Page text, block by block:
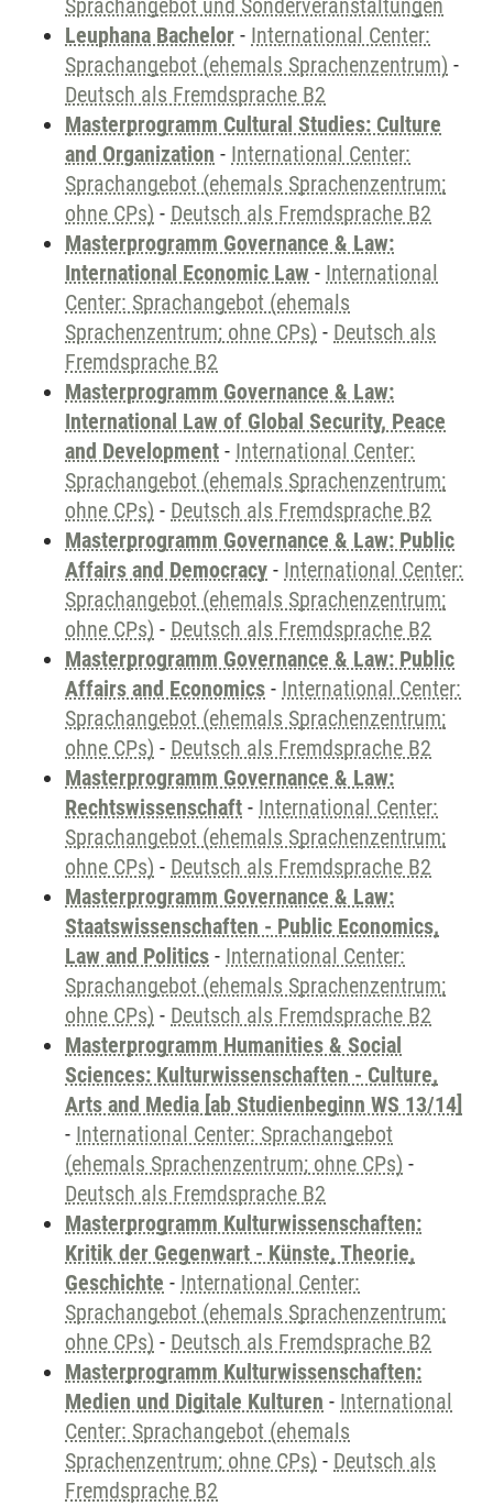
Sprachangebot und Sonderveranstaltungen
Leuphana Bachelor - International Center:
Sprachangebot (ehemals Sprachenzentrum) -
Deutsch als Fremdsprache B2
Masterprogramm Cultural Studies: Culture
and Organization - International Center:
Sprachangebot (ehemals Sprachenzentrum;
ohne CPs) - Deutsch als Fremdsprache B2
Masterprogramm Governance & Law:
International Economic Law - International
Center: Sprachangebot (ehemals
Sprachenzentrum; ohne CPs) - Deutsch als
Fremdsprache B2
Masterprogramm Governance & Law:
International Law of Global Security, Peace
and Development - International Center:
Sprachangebot (ehemals Sprachenzentrum;
ohne CPs) - Deutsch als Fremdsprache B2
Masterprogramm Governance & Law: Public
Affairs and Democracy - International Center:
Sprachangebot (ehemals Sprachenzentrum;
ohne CPs) - Deutsch als Fremdsprache B2
Masterprogramm Governance & Law: Public
Affairs and Economics - International Center:
Sprachangebot (ehemals Sprachenzentrum;
ohne CPs) - Deutsch als Fremdsprache B2
Masterprogramm Governance & Law:
Rechtswissenschaft - International Center:
Sprachangebot (ehemals Sprachenzentrum;
ohne CPs) - Deutsch als Fremdsprache B2
Masterprogramm Governance & Law:
Staatswissenschaften - Public Economics,
Law and Politics - International Center:
Sprachangebot (ehemals Sprachenzentrum;
ohne CPs) - Deutsch als Fremdsprache B2
Masterprogramm Humanities & Social
Sciences: Kulturwissenschaften - Culture,
Arts and Media [ab Studienbeginn WS 13/14]
- International Center: Sprachangebot
(ehemals Sprachenzentrum; ohne CPs) -
Deutsch als Fremdsprache B2
Masterprogramm Kulturwissenschaften:
Kritik der Gegenwart - Künste, Theorie,
Geschichte - International Center:
Sprachangebot (ehemals Sprachenzentrum;
ohne CPs) - Deutsch als Fremdsprache B2
Masterprogramm Kulturwissenschaften:
Medien und Digitale Kulturen - International
Center: Sprachangebot (ehemals
Sprachenzentrum; ohne CPs) - Deutsch als
Fremdsprache B2